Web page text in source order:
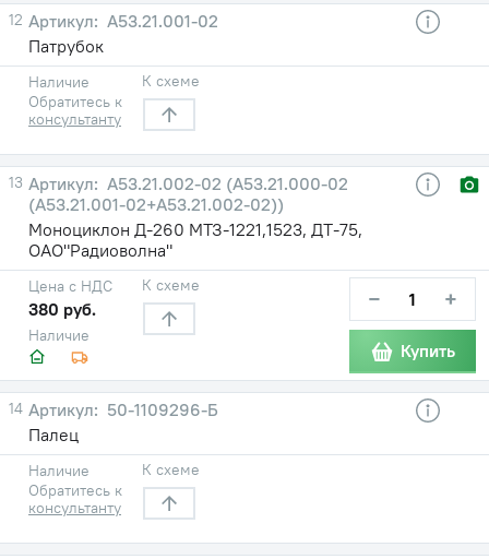
12
А53.21.001-02
Патрубок
Наличие
Обратитесь к
консультанту
К схеме
13
А53.21.002-02 (А53.21.000-02
(А53.21.001-02+А53.21.002-02))
Моноциклон Д-260 МТЗ-1221,1523, ДТ-75,
ОАО"Радиоволна"
Наличие
Цена с НДС
380 руб.
К схеме − +
Купить
14
50-1109296-Б
Палец
Наличие
Обратитесь к
консультанту
К схеме